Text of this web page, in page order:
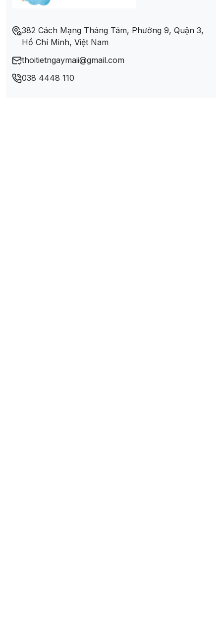
Xã Mường Do
Xã Mường Lang
382 Cách Mạng Tháng Tám, Phường 9, Quận 3,
Hồ Chí Minh, Việt Nam
thoitietngaymaii@gmail.com
038 4448 110